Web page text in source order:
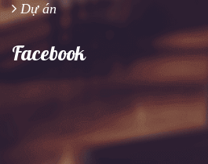
Dự án
Facebook